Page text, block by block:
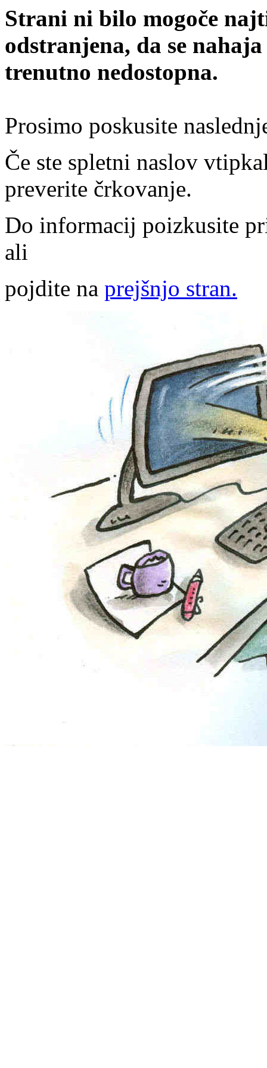
Strani ni bilo mogoče
odstranjena, da se
trenutno nedostopna.
Prosimo poskusite
Če ste spletni naslov
preverite črkovanje.
Do informacij poizkusite
ali
pojdite na prejšnjo stran.